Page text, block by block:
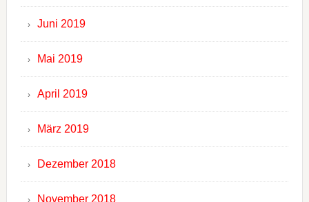
Juni 2019
Mai 2019
April 2019
März 2019
Dezember 2018
November 2018